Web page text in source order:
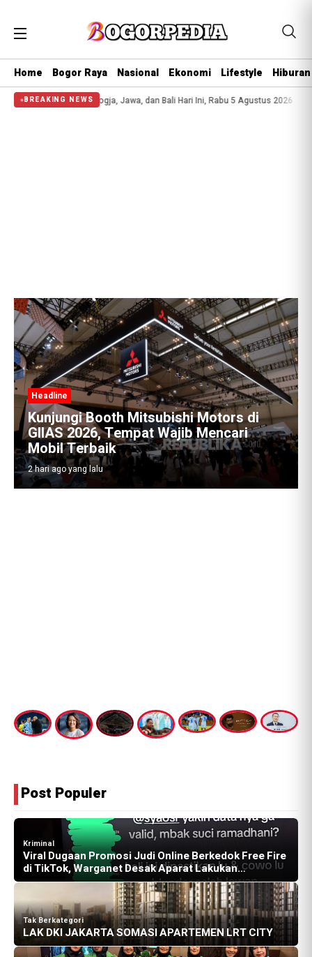
Home Bogor Raya Nasional Ekonomi Lifestyle Hiburan
BREAKING NEWS
Antam di Jogja, Jawa, dan Bali Hari Ini, Rabu 5 Agustus 2026 Kunjungi
Headline
Kunjungi Booth Mitsubishi Motors di
GIIAS 2026, Tempat Wajib Mencari
Mobil Terbaik
2 hari ago yang lalu
Post Populer
Kriminal
Viral Dugaan Promosi Judi Online Berkedok Free Fire
di TikTok, Warganet Desak Aparat Lakukan
Penelusuran
Tak Berkategori
LAK DKI JAKARTA SOMASI APARTEMEN LRT CITY